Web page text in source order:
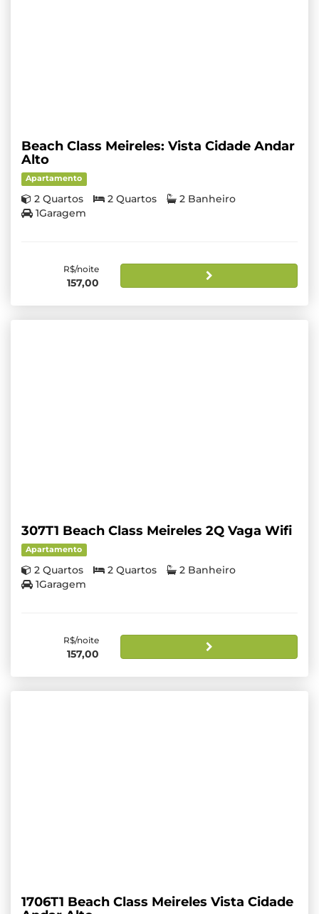
Beach Class Meireles: Vista Cidade Andar
Alto
Apartamento
2 Quartos 2 Quartos
2 Banheiro
1Garagem
R$/noite
157,00
307T1 Beach Class Meireles 2Q Vaga Wifi
Apartamento
2 Quartos 2 Quartos
2 Banheiro
1Garagem
R$/noite
157,00
1706T1 Beach Class Meireles Vista Cidade